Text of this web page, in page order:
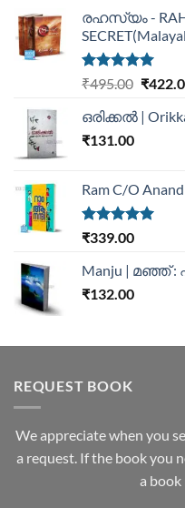
രഹസ്യം -
Rated5.00
₹495.00 ₹
ഒരിക്കൽ |
₹131.00
Ram C/O
Rated5.00
₹339.00
Manju | മഞ്ഞ്
₹132.00
REQUEST BOOK
We appreciate when you
a request. If the book you
a book